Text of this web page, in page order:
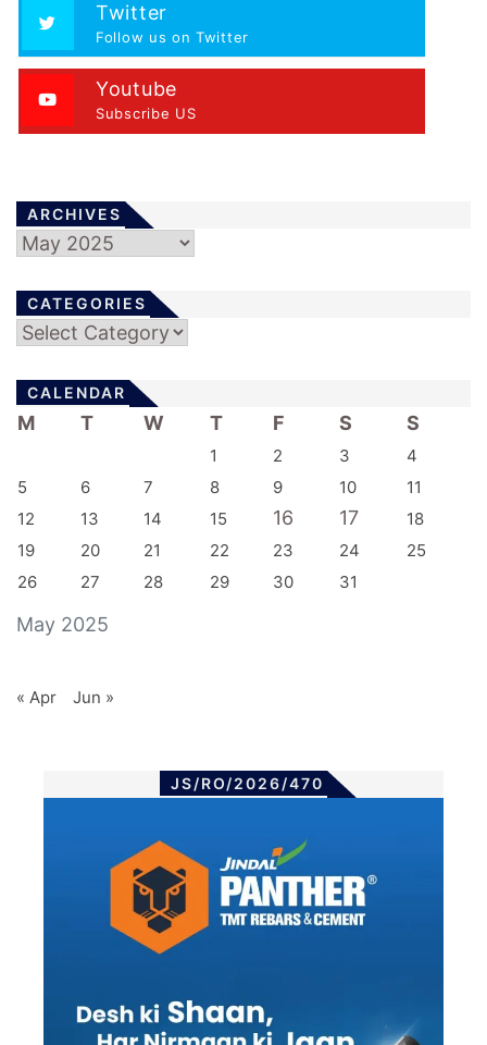
Twitter
Follow us on Twitter
Youtube
Subscribe US
ARCHIVES
Archives
CATEGORIES
Categories
CALENDAR
May 2025
M T W T F S S
1 2 3
4
5
6 7 8 9 10
11
12
13 14 15 16 17
18
19
20 21 22 23 24
25
26
27 28 29 30 31
« Apr Jun »
JS/RO/2026/470